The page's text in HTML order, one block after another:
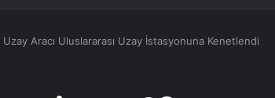
Aracı Uluslararası Uzay İstasyonuna Kenetlendi